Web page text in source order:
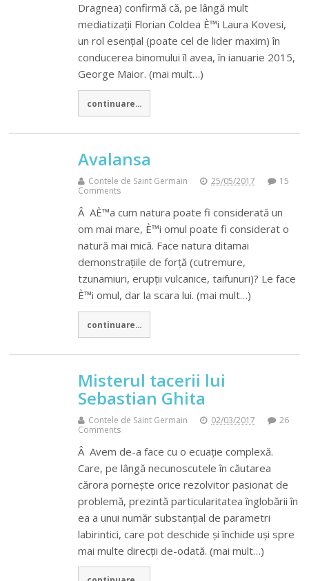
Dragnea) confirmă că, pe lângă mult
mediatizații Florian Coldea È™i Laura Kovesi,
un rol esențial (poate cel de lider maxim) în
conducerea binomului îl avea, în ianuarie 2015,
George Maior. (mai mult…)
continuare...
Avalansa
Contele de Saint Germain 25/05/2017
15
Comments
Â AÈ™a cum natura poate fi considerată un
om mai mare, È™i omul poate fi considerat o
natură mai mică. Face natura ditamai
demonstrațiile de forță (cutremure,
tzunamiuri, erupții vulcanice, taifunuri)? Le face
È™i omul, dar la scara lui. (mai mult…)
continuare...
Misterul tacerii lui
Sebastian Ghita
Contele de Saint Germain 02/03/2017
26
Comments
Â Avem de-a face cu o ecuație complexă.
Care, pe lângă necunoscutele în căutarea
cărora pornește orice rezolvitor pasionat de
problemă, prezintă particularitatea înglobării în
ea a unui număr substanțial de parametri
labirintici, care pot deschide și închide uși spre
mai multe direcții de-odată. (mai mult…)